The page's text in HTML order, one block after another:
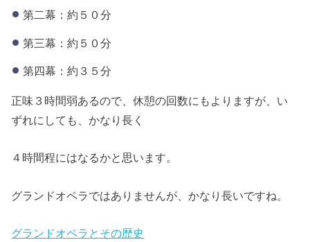
第二幕：約５０分
第三幕：約５０分
第四幕：約３５分
正味３時間弱あるので、休憩の回数にもよりますが、い
ずれにしても、かなり長く
４時間程にはなるかと思います。
グランドオペラではありませんが、かなり長いですね。
グランドオペラとその歴史